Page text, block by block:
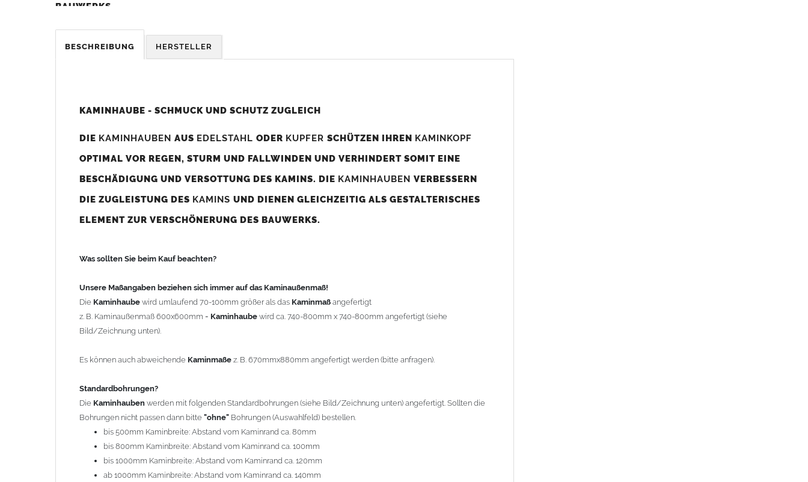
BAUWERKS.
Was sollten Sie beim Kauf beachten?
Standardbohrungen?
Bohrungen nicht passen dann bitte"ohne"Bohrungen (Auswahlfeld) bestellen.
bis 500mm Kaminbreite: Abstand vom Kaminrand ca. 80mm
ab 1000mm Kaminbreite: Abstand vom Kaminrand ca. 140mm
Befestigung/Stützen
Kaminhaubewird inkl.Edelstahl
kann mit längeren Stützen bis Höhe 450mm geliefert werden (Aufpreis 42,89 EUR).
Kaminkopfabdeckung
Kaminhaubewirdohne Kaminkopfabdeckunggeliefert.Kaminkopfabdeckungenfinden Sie unter
Kaminabdeckung".
Es stehen insgesamt 20 verschiedene Typen zur Auswahl. Bitte imAuswahlfeld
Standardhauben siehe Auswahlfeld: 01 Haus,03 Welle (unser Topseller)
BESCHREIBUNG HERSTELLER
KAMINHAUBE - SCHMUCK UND SCHUTZ ZUGLEICH
DIE KAMINHAUBEN AUS EDELSTAHL ODER KUPFER SCHÜTZEN IHREN KAMINKOPF
OPTIMAL VOR REGEN, STURM UND FALLWINDEN UND VERHINDERT SOMIT EINE
BESCHÄDIGUNG UND VERSOTTUNG DES KAMINS. DIE KAMINHAUBEN VERBESSERN
DIE ZUGLEISTUNG DES KAMINS UND DIENEN GLEICHZEITIG ALS GESTALTERISCHES
ELEMENT ZUR VERSCHÖNERUNG DES BAUWERKS.
Was sollten Sie beim Kauf beachten?
Unsere Maßangaben beziehen sich immer auf das Kaminaußenmaß!
Die Kaminhaube wird umlaufend 70-100mm größer als das Kaminmaß angefertigt
z. B. Kaminaußenmaß 600x600mm = Kaminhaube wird ca. 740-800mm x 740-800mm angefertigt (siehe
Bild/Zeichnung unten).
Es können auch abweichende Kaminmaße z. B. 670mmx880mm angefertigt werden (bitte anfragen).
Standardbohrungen?
Die Kaminhauben werden mit folgenden Standardbohrungen (siehe Bild/Zeichnung unten) angefertigt. Sollten die
Bohrungen nicht passen dann bitte "ohne" Bohrungen (Auswahlfeld) bestellen.
bis 500mm Kaminbreite: Abstand vom Kaminrand ca. 80mm
bis 800mm Kaminbreite: Abstand vom Kaminrand ca. 100mm
bis 1000mm Kaminbreite: Abstand vom Kaminrand ca. 120mm
ab 1000mm Kaminbreite: Abstand vom Kaminrand ca. 140mm